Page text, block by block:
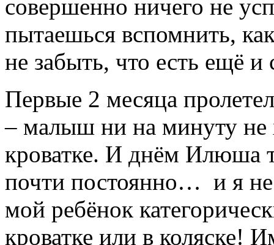
совершенно ничего не
пытаешься вспомнить,
не забыть, что есть ещё
Первые 2 месяца
– малыш ни на минуту не
кроватке. И днём Илюша
почти постоянно… и я не
мой ребёнок
кроватке или в коляске!